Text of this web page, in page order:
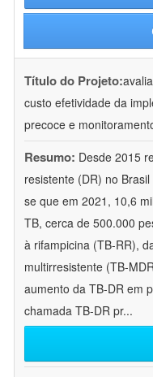
Título do Projeto:
custo efetividade da
precoce e
Resumo: Desde 2015
resistente (DR) no
se que em 2021, 10,6
TB, cerca de 500.000
à rifampicina (TB-RR),
multirresistente (TB-
aumento da TB-DR em
chamada TB-DR pr...